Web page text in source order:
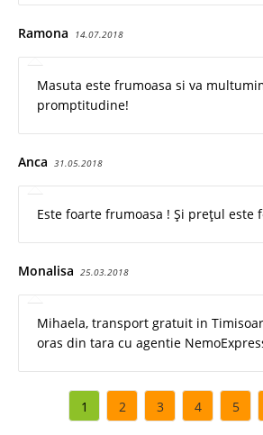
Ramona 14.07.2018
Masuta este frumoasa si va
promptitudine!
Anca 31.05.2018
Este foarte frumoasa ! Și prețul este
Monalisa 25.03.2018
Mihaela, transport gratuit in
oras din tara cu agentie
1 2 3 4 5